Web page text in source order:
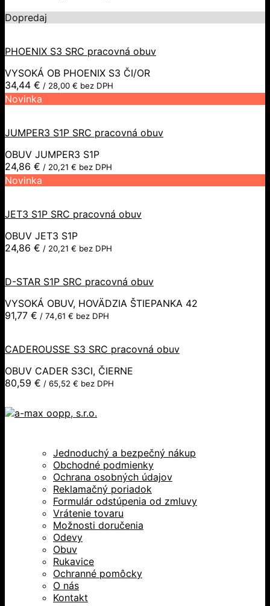
Dopredaj
PHOENIX S3 SRC pracovná obuv
VYSOKÁ OB PHOENIX S3 ČI/OR
34,44 € / 28,00 € bez DPH
Novinka
JUMPER3 S1P SRC pracovná obuv
OBUV JUMPER3 S1P
24,86 € / 20,21 € bez DPH
Novinka
JET3 S1P SRC pracovná obuv
OBUV JET3 S1P
24,86 € / 20,21 € bez DPH
D-STAR S1P SRC pracovná obuv
VYSOKÁ OBUV, HOVÄDZIA ŠTIEPANKA 42
91,77 € / 74,61 € bez DPH
CADEROUSSE S3 SRC pracovná obuv
OBUV CADER S3CI, ČIERNE
80,59 € / 65,52 € bez DPH
Jednoduchý a bezpečný nákup
Obchodné podmienky
Ochrana osobných údajov
Reklamačný poriadok
Formulár odstúpenia od zmluvy
Vrátenie tovaru
Možnosti doručenia
Odevy
Obuv
Rukavice
Ochranné pomôcky
O nás
Kontakt